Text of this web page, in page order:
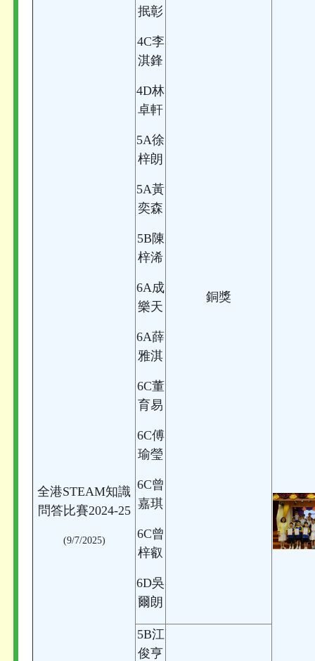
全港STEAM知識
問答比賽2024-25
(9/7/2025)
抿彰
4C李
淇鋒
4D林
卓軒
5A徐
梓朗
5A黃
奕森
5B陳
梓浠
6A成
樂天
6A薛
雅淇
6C董
育易
6C傅
瑜瑩
6C曾
嘉琪
6C曾
梓叡
6D吳
爾朗
銅獎
5B江
俊亨